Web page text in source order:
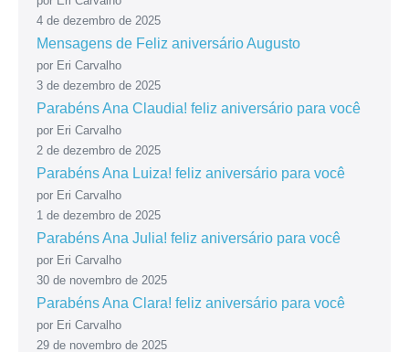
4 de dezembro de 2025
Mensagens de Feliz aniversário Augusto
por Eri Carvalho
3 de dezembro de 2025
Parabéns Ana Claudia! feliz aniversário para você
por Eri Carvalho
2 de dezembro de 2025
Parabéns Ana Luiza! feliz aniversário para você
por Eri Carvalho
1 de dezembro de 2025
Parabéns Ana Julia! feliz aniversário para você
por Eri Carvalho
30 de novembro de 2025
Parabéns Ana Clara! feliz aniversário para você
por Eri Carvalho
29 de novembro de 2025